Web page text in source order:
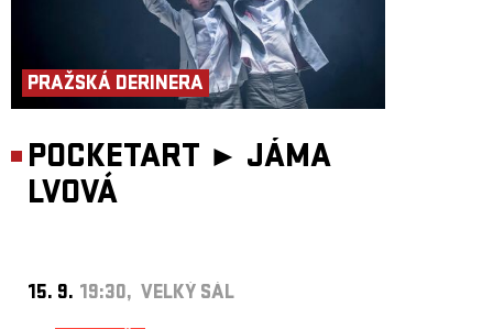
PRAŽSKÁ DERINERA
POCKETART ► JÁMA
LVOVÁ
15. 9. 19:30, VELKÝ SÁL